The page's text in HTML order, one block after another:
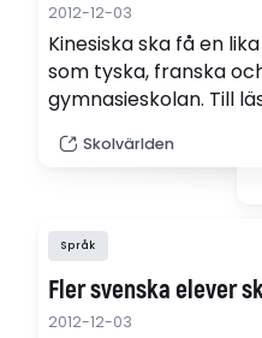
2012-12-03
Kinesiska ska få en
som tyska, franska
gymnasieskolan. Till
Skolvärlden
Språk
Fler svenska elever
2012-12-03